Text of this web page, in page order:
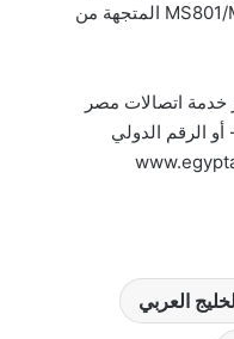
يومين، فقد تقرر إلغاء رحلة مصر للطيران غداً الجمعة الموافق 4 يوليو 2025 رقم MS801/MS802 المتجهة من
خدمة اتصالات مصر
على رقم 1717 من أي هاتف محمول داخل مصر- أو الرقم الأرضي 090070000- أو الرقم الدولي
العربي